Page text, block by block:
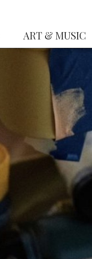
ART & MUSIC